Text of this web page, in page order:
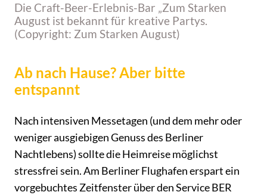
Die Craft-Beer-Erlebnis-Bar „Zum Starken
August ist bekannt für kreative Partys.
(Copyright: Zum Starken August)
Ab nach Hause? Aber bitte
entspannt
Nach intensiven Messetagen (und dem mehr oder
weniger ausgiebigen Genuss des Berliner
Nachtlebens) sollte die Heimreise möglichst
stressfrei sein. Am Berliner Flughafen erspart ein
vorgebuchtes Zeitfenster über den Service BER